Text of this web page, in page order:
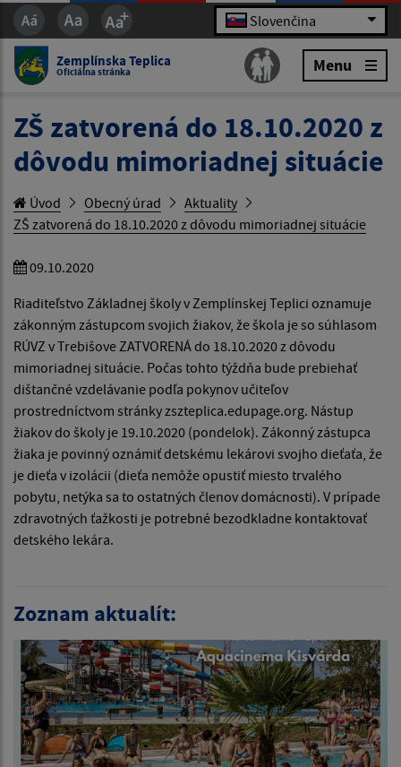
Slovenčina
Zemplínska Teplica
Oficiálna stránka Menu
ZŠ zatvorená do 18.10.2020 z
dôvodu mimoriadnej situácie
Úvod Obecný úrad
Aktuality
ZŠ zatvorená do 18.10.2020 z dôvodu mimoriadnej situácie
09.10.2020
Riaditeľstvo Základnej školy v Zemplínskej Teplici oznamuje
zákonným zástupcom svojich žiakov, že škola je so súhlasom
RÚVZ v Trebišove ZATVORENÁ do 18.10.2020 z dôvodu
mimoriadnej situácie. Počas tohto týždňa bude prebiehať
dištančné vzdelávanie podľa pokynov učiteľov
prostredníctvom stránky zszteplica.edupage.org. Nástup
žiakov do školy je 19.10.2020 (pondelok). Zákonný zástupca
žiaka je povinný oznámiť detskému lekárovi svojho dieťaťa, že
je dieťa v izolácii (dieťa nemôže opustiť miesto trvalého
pobytu, netýka sa to ostatných členov domácnosti). V prípade
zdravotných ťažkosti je potrebné bezodkladne kontaktovať
detského lekára.
Zoznam aktualít: